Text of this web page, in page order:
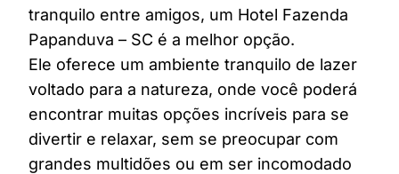
tranquilo entre amigos, um Hotel Fazenda
Papanduva – SC é a melhor opção.
Ele oferece um ambiente tranquilo de lazer
voltado para a natureza, onde você poderá
encontrar muitas opções incríveis para se
divertir e relaxar, sem se preocupar com
grandes multidões ou em ser incomodado